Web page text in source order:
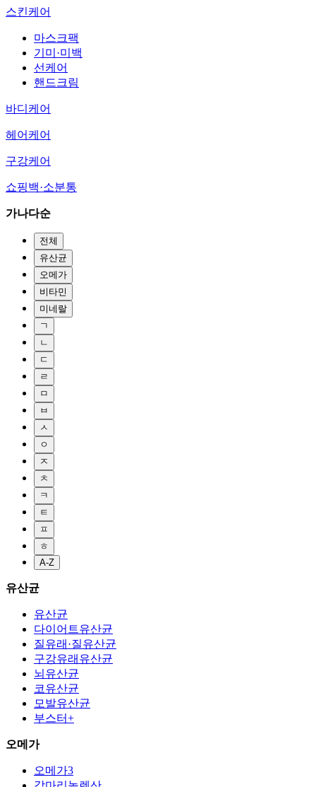
스킨케어
마스크팩
기미·미백
선케어
핸드크림
바디케어
헤어케어
구강케어
쇼핑백·소분통
가나다순
전체
유산균
오메가
비타민
미네랄
ㄱ
ㄴ
ㄷ
ㄹ
ㅁ
ㅂ
ㅅ
ㅇ
ㅈ
ㅊ
ㅋ
ㅌ
ㅍ
ㅎ
A-Z
유산균
유산균
다이어트유산균
질유래·질유산균
구강유래유산균
뇌유산균
코유산균
모발유산균
부스터+
오메가
오메가3